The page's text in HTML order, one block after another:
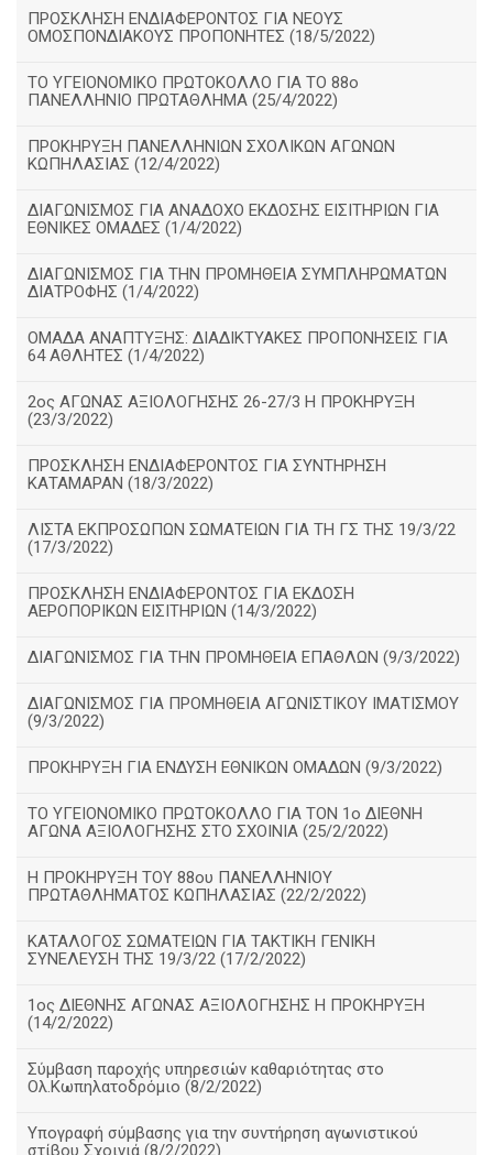
ΠΡΟΣΚΛΗΣΗ ΕΝΔΙΑΦΕΡΟΝΤΟΣ ΓΙΑ ΝΕΟΥΣ
ΟΜΟΣΠΟΝΔΙΑΚΟΥΣ ΠΡΟΠΟΝΗΤΕΣ (18/5/2022)
ΤΟ ΥΓΕΙΟΝΟΜΙΚΟ ΠΡΩΤΟΚΟΛΛΟ ΓΙΑ ΤΟ 88ο
ΠΑΝΕΛΛΗΝΙΟ ΠΡΩΤΑΘΛΗΜΑ (25/4/2022)
ΠΡΟΚΗΡΥΞΗ ΠΑΝΕΛΛΗΝΙΩΝ ΣΧΟΛΙΚΩΝ ΑΓΩΝΩΝ
ΚΩΠΗΛΑΣΙΑΣ (12/4/2022)
ΔΙΑΓΩΝΙΣΜΟΣ ΓΙΑ ΑΝΑΔΟΧΟ ΕΚΔΟΣΗΣ ΕΙΣΙΤΗΡΙΩΝ ΓΙΑ
ΕΘΝΙΚΕΣ ΟΜΑΔΕΣ (1/4/2022)
ΔΙΑΓΩΝΙΣΜΟΣ ΓΙΑ ΤΗΝ ΠΡΟΜΗΘΕΙΑ ΣΥΜΠΛΗΡΩΜΑΤΩΝ
ΔΙΑΤΡΟΦΗΣ (1/4/2022)
ΟΜΑΔΑ ΑΝΑΠΤΥΞΗΣ: ΔΙΑΔΙΚΤΥΑΚΕΣ ΠΡΟΠΟΝΗΣΕΙΣ ΓΙΑ
64 ΑΘΛΗΤΕΣ (1/4/2022)
2ος ΑΓΩΝΑΣ ΑΞΙΟΛΟΓΗΣΗΣ 26-27/3 Η ΠΡΟΚΗΡΥΞΗ
(23/3/2022)
ΠΡΟΣΚΛΗΣΗ ΕΝΔΙΑΦΕΡΟΝΤΟΣ ΓΙΑ ΣΥΝΤΗΡΗΣΗ
ΚΑΤΑΜΑΡΑΝ (18/3/2022)
ΛΙΣΤΑ ΕΚΠΡΟΣΩΠΩΝ ΣΩΜΑΤΕΙΩΝ ΓΙΑ ΤΗ ΓΣ ΤΗΣ 19/3/22
(17/3/2022)
ΠΡΟΣΚΛΗΣΗ ΕΝΔΙΑΦΕΡΟΝΤΟΣ ΓΙΑ ΕΚΔΟΣΗ
ΑΕΡΟΠΟΡΙΚΩΝ ΕΙΣΙΤΗΡΙΩΝ (14/3/2022)
ΔΙΑΓΩΝΙΣΜΟΣ ΓΙΑ ΤΗΝ ΠΡΟΜΗΘΕΙΑ ΕΠΑΘΛΩΝ (9/3/2022)
ΔΙΑΓΩΝΙΣΜΟΣ ΓΙΑ ΠΡΟΜΗΘΕΙΑ ΑΓΩΝΙΣΤΙΚΟΥ ΙΜΑΤΙΣΜΟΥ
(9/3/2022)
ΠΡΟΚΗΡΥΞΗ ΓΙΑ ΕΝΔΥΣΗ ΕΘΝΙΚΩΝ ΟΜΑΔΩΝ (9/3/2022)
ΤΟ ΥΓΕΙΟΝΟΜΙΚΟ ΠΡΩΤΟΚΟΛΛΟ ΓΙΑ ΤΟΝ 1ο ΔΙΕΘΝΗ
ΑΓΩΝΑ ΑΞΙΟΛΟΓΗΣΗΣ ΣΤΟ ΣΧΟΙΝΙΑ (25/2/2022)
Η ΠΡΟΚΗΡΥΞΗ ΤΟΥ 88ου ΠΑΝΕΛΛΗΝΙΟΥ
ΠΡΩΤΑΘΛΗΜΑΤΟΣ ΚΩΠΗΛΑΣΙΑΣ (22/2/2022)
ΚΑΤΑΛΟΓΟΣ ΣΩΜΑΤΕΙΩΝ ΓΙΑ ΤΑΚΤΙΚΗ ΓΕΝΙΚΗ
ΣΥΝΕΛΕΥΣΗ ΤΗΣ 19/3/22 (17/2/2022)
1ος ΔΙΕΘΝΗΣ ΑΓΩΝΑΣ ΑΞΙΟΛΟΓΗΣΗΣ Η ΠΡΟΚΗΡΥΞΗ
(14/2/2022)
Σύμβαση παροχής υπηρεσιών καθαριότητας στο
Ολ.Κωπηλατοδρόμιο (8/2/2022)
Υπογραφή σύμβασης για την συντήρηση αγωνιστικού
στίβου Σχοινιά (8/2/2022)